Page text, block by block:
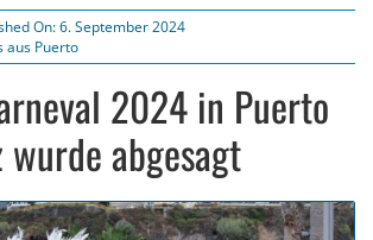
On: 6. September 2024
aus Puerto
2024 in Puerto
abgesagt